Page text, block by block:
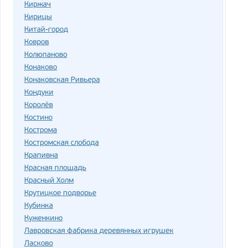
Киржач
Кирицы
Китай-город
Ковров
Колюпаново
Конаково
Конаковская Ривьера
Кондуки
Королёв
Костино
Кострома
Костромская слобода
Крапивна
Красная площадь
Красный Холм
Крутицкое подворье
Кубинка
Куженкино
Лавровская фабрика деревянных игрушек
Ласково